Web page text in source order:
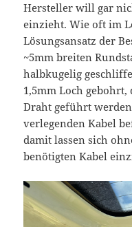
Hersteller will gar
einzieht. Wie oft im
Lösungsansatz der
~5mm breiten
halbkugelig
1,5mm Loch
Draht geführt
verlegenden Kabel
damit lassen sich
benötigten Kabel